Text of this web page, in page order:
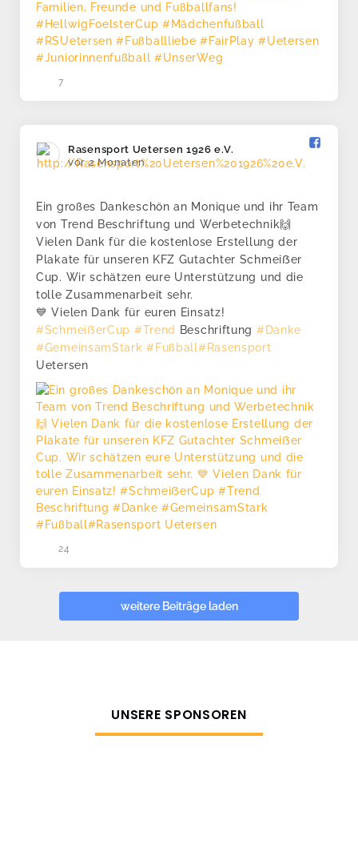
7
Rasensport Uetersen 1926 e.V.️
vor 2 Monaten
Ein großes Dankeschön an Monique und ihr Team
von Trend Beschriftung und Werbetechnik🙌
Vielen Dank für die kostenlose Erstellung der
Plakate für unseren KFZ Gutachter Schmeiẞer
Cup. Wir schätzen eure Unterstützung und die
tolle Zusammenarbeit sehr.
💙 Vielen Dank für euren Einsatz!
#SchmeiẞerCup #Trend Beschriftung #Danke
#GemeinsamStark #Fußball#Rasensport
Uetersen
24
weitere Beiträge laden
UNSERE SPONSOREN